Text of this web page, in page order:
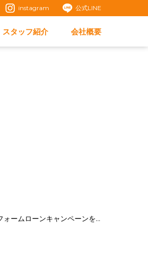
instagram 公式LINE
スタッフ紹介 会社概要
みなさん、こんにちは。工務担当の山口です。この度LIXILが期間限定の無金利リフォームローンキャンペーンを行います！対象条件を...